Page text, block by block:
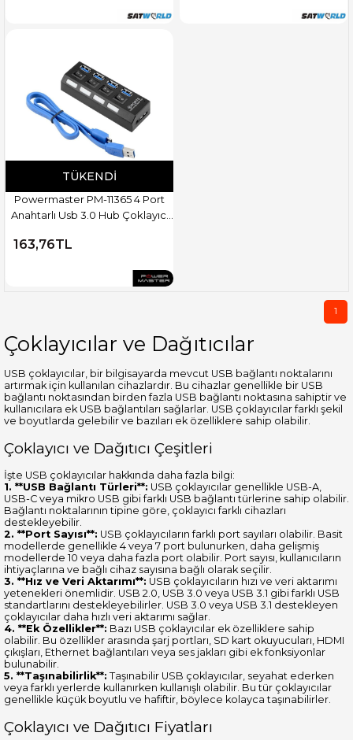
TÜKENDI
Powermaster PM-11365 4 Port
Anahtarlı Usb 3.0 Hub Çoklayıcı
163,76TL
1
Çoklayıcılar ve Dağıtıcılar
USB çoklayıcılar, bir bilgisayarda mevcut USB bağlantı noktalarını
artırmak için kullanılan cihazlardır. Bu cihazlar genellikle bir USB
bağlantı noktasından birden fazla USB bağlantı noktasına sahiptir ve
kullanıcılara ek USB bağlantıları sağlarlar. USB çoklayıcılar farklı şekil
ve boyutlarda gelebilir ve bazıları ek özelliklere sahip olabilir.
Çoklayıcı ve Dağıtıcı Çeşitleri
İşte USB çoklayıcılar hakkında daha fazla bilgi:
1. **USB Bağlantı Türleri**: USB çoklayıcılar genellikle USB-A,
USB-C veya mikro USB gibi farklı USB bağlantı türlerine sahip olabilir.
Bağlantı noktalarının tipine göre, çoklayıcı farklı cihazları
destekleyebilir.
2. **Port Sayısı**: USB çoklayıcıların farklı port sayıları olabilir. Basit
modellerde genellikle 4 veya 7 port bulunurken, daha gelişmiş
modellerde 10 veya daha fazla port olabilir. Port sayısı, kullanıcıların
ihtiyaçlarına ve bağlı cihaz sayısına bağlı olarak seçilir.
3. **Hız ve Veri Aktarımı**: USB çoklayıcıların hızı ve veri aktarımı
yetenekleri önemlidir. USB 2.0, USB 3.0 veya USB 3.1 gibi farklı USB
standartlarını destekleyebilirler. USB 3.0 veya USB 3.1 destekleyen
çoklayıcılar daha hızlı veri aktarımı sağlar.
4. **Ek Özellikler**: Bazı USB çoklayıcılar ek özelliklere sahip
olabilir. Bu özellikler arasında şarj portları, SD kart okuyucuları, HDMI
çıkışları, Ethernet bağlantıları veya ses jakları gibi ek fonksiyonlar
bulunabilir.
5. **Taşınabilirlik**: Taşınabilir USB çoklayıcılar, seyahat ederken
veya farklı yerlerde kullanırken kullanışlı olabilir. Bu tür çoklayıcılar
genellikle küçük boyutlu ve hafiftir, böylece kolayca taşınabilirler.
Çoklayıcı ve Dağıtıcı Fiyatları